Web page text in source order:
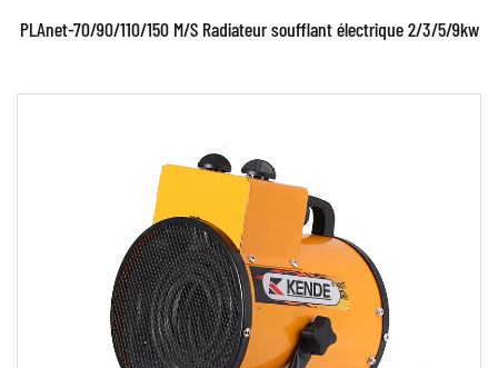
Paramètres:
PLAnet-70/90/110/150 M/S Radiateur soufflant électrique 2/3/5/9kw